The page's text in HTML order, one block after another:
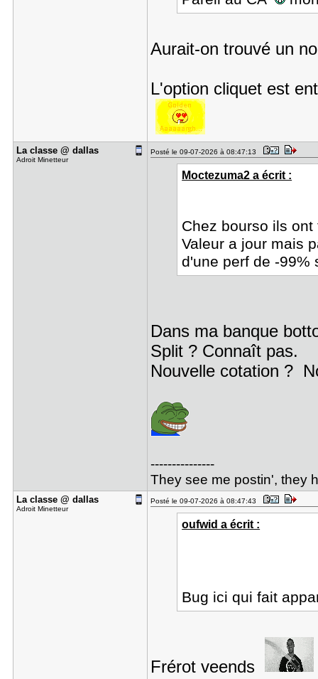
Aurait-on trouvé un
L'option cliquet est
La classe ​@ dallas
Adroit Minetteur
Posté le 09-07-2026 à 08:47:13
Moctezuma2 a écrit :
Chez bourso ils
Valeur a jour mais
d'une perf de -
Dans ma banque
Split ? Connaît pas.
Nouvelle cotation ?
---------------
They see me postin', they
La classe ​@ dallas
Adroit Minetteur
Posté le 09-07-2026 à 08:47:43
oufwid a écrit :
Bug ici qui fait
Frérot veends